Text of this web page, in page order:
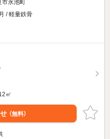
市永池町
/ 軽量鉄骨
㎡
（無料）